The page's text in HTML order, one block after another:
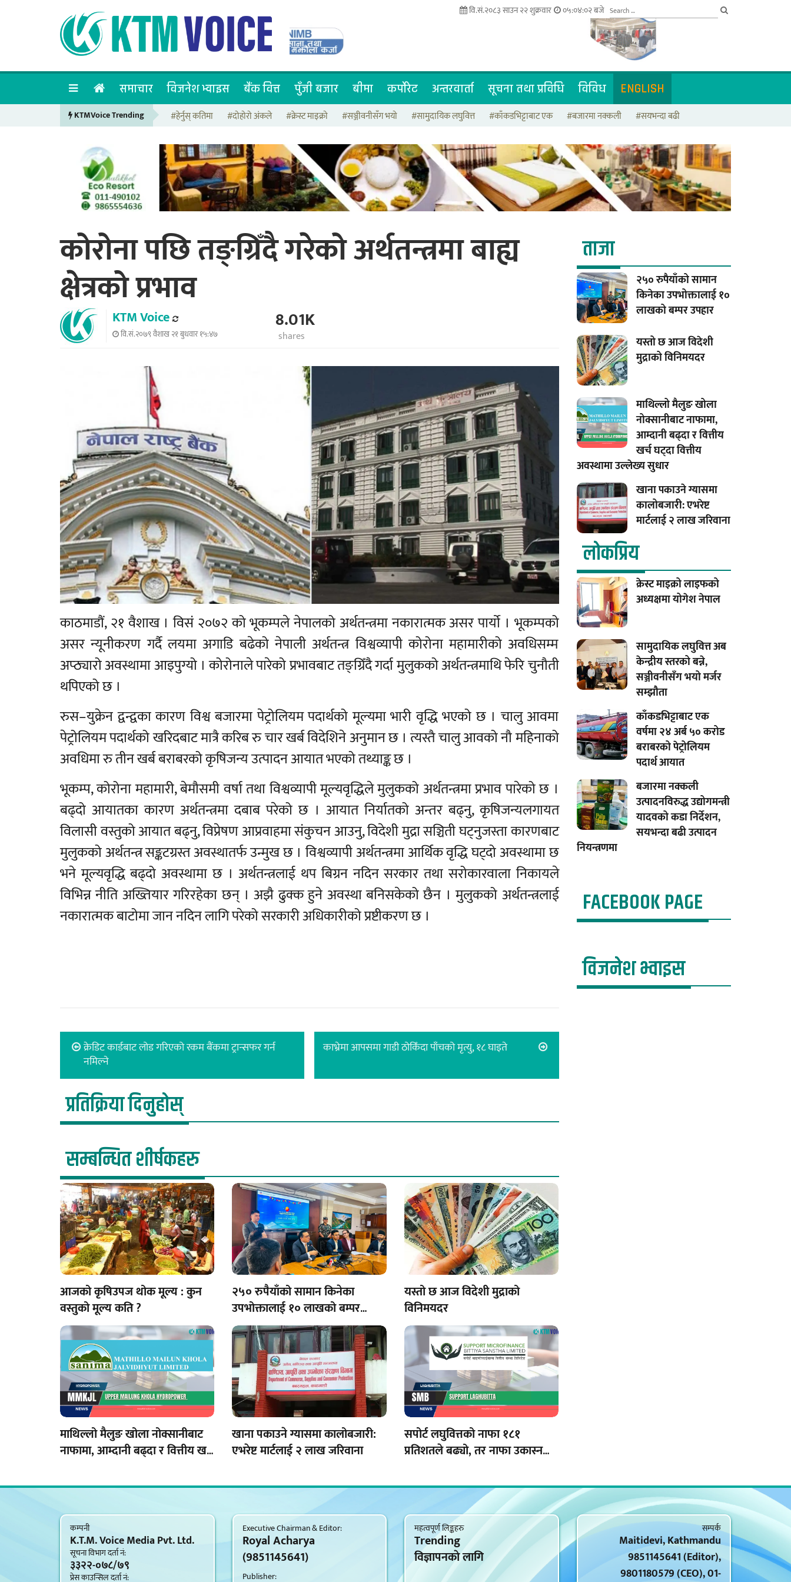
वि.सं.२०८३ साउन २२ शुक्रवार ०५:०४:०३ बजे
समाचार विजनेश भ्वाइस बैंक वित्त पुँजी बजार बीमा कर्पोरेट अन्तरवार्ता सूचना तथा प्रविधि विविध ENGLISH
KTMVoice Trending #हेर्नुस् कतिमा #दोहोरो अंकले #क्रेस्ट माइक्रो #सञ्जीवनीसँग भयो #सामुदायिक लघुवित्त #काँकडभिट्टाबाट एक #बजारमा नक्कली #सयभन्दा बढी
कोरोना पछि तङ्ग्रिँदै गरेको अर्थतन्त्रमा बाह्य
क्षेत्रको प्रभाव
KTM Voice
वि.सं.२०७९ वैशाख २१ बुधवार १५:४७
8.01K
shares
काठमाडौं, २१ वैशाख । विसं २०७२ को भूकम्पले नेपालको अर्थतन्त्रमा नकारात्मक असर पार्याे । भूकम्पको
असर न्यूनीकरण गर्दै लयमा अगाडि बढेको नेपाली अर्थतन्त्र विश्वव्यापी कोरोना महामारीको अवधिसम्म
अप्ठ्यारो अवस्थामा आइपुग्यो । कोरोनाले पारेको प्रभावबाट तङ्ग्रिँदै गर्दा मुलुकको अर्थतन्त्रमाथि फेरि चुनौती
थपिएको छ ।
रुस–युक्रेन द्वन्द्वका कारण विश्व बजारमा पेट्रोलियम पदार्थको मूल्यमा भारी वृद्धि भएको छ । चालु आवमा
पेट्रोलियम पदार्थको खरिदबाट मात्रै करिब रु चार खर्ब विदेशिने अनुमान छ । त्यस्तै चालु आवको नौ महिनाको
अवधिमा रु तीन खर्ब बराबरको कृषिजन्य उत्पादन आयात भएको तथ्याङ्क छ ।
भूकम्प, कोरोना महामारी, बेमौसमी वर्षा तथा विश्वव्यापी मूल्यवृद्धिले मुलुकको अर्थतन्त्रमा प्रभाव पारेको छ ।
बढ्दो आयातका कारण अर्थतन्त्रमा दबाब परेको छ । आयात निर्यातको अन्तर बढ्नु, कृषिजन्यलगायत
विलासी वस्तुको आयात बढ्नु, विप्रेषण आप्रवाहमा संकुचन आउनु, विदेशी मुद्रा सञ्चिती घट्नुजस्ता कारणबाट
मुलुकको अर्थतन्त्र सङ्कटग्रस्त अवस्थातर्फ उन्मुख छ । विश्वव्यापी अर्थतन्त्रमा आर्थिक वृद्धि घट्दो अवस्थामा छ
भने मूल्यवृद्धि बढ्दो अवस्थामा छ । अर्थतन्त्रलाई थप बिग्रन नदिन सरकार तथा सरोकारवाला निकायले
विभिन्न नीति अख्तियार गरिरहेका छन् । अझै ढुक्क हुने अवस्था बनिसकेको छैन । मुलुकको अर्थतन्त्रलाई
नकारात्मक बाटोमा जान नदिन लागि परेको सरकारी अधिकारीको प्रष्टीकरण छ ।
क्रेडिट कार्डबाट लोड गरिएको रकम बैंकमा ट्रान्सफर गर्न
नमिल्ने
काभ्रेमा आपसमा गाडी ठोकिँदा पाँचको मृत्यु, १८ घाइते
प्रतिक्रिया दिनुहोस्
सम्बन्धित शीर्षकहरु
आजको कृषिउपज थोक मूल्य : कुन
वस्तुको मूल्य कति ?
२५० रुपैयाँको सामान किनेका
उपभोक्तालाई १० लाखको बम्पर
उपहार
यस्तो छ आज विदेशी मुद्राको
विनिमयदर
माथिल्लो मैलुङ खोला नोक्सानीबाट
नाफामा, आम्दानी बढ्दा र वित्तीय खर्च
सुधार
खाना पकाउने ग्यासमा कालोबजारी:
एभरेष्ट मार्टलाई २ लाख जरिवाना
सपोर्ट लघुवित्तको नाफा १८१
प्रतिशतले बढ्यो, तर नाफा उकास्न
ताजा
२५० रुपैयाँको सामान
किनेका उपभोक्तालाई १०
लाखको बम्पर उपहार
यस्तो छ आज विदेशी
मुद्राको विनिमयदर
माथिल्लो मैलुङ खोला
नोक्सानीबाट नाफामा,
आम्दानी बढ्दा र वित्तीय
खर्च घट्दा वित्तीय
अवस्थामा उल्लेख्य सुधार
खाना पकाउने ग्यासमा
कालोबजारी: एभरेष्ट
मार्टलाई २ लाख जरिवाना
लाेकप्रिय
क्रेस्ट माइक्रो लाइफको
अध्यक्षमा योगेश नेपाल
सामुदायिक लघुवित्त अब
केन्द्रीय स्तरको बन्ने,
सञ्जीवनीसँग भयो मर्जर
सम्झौता
काँकडभिट्टाबाट एक
वर्षमा २४ अर्ब ५० करोड
बराबरको पेट्रोलियम
पदार्थ आयात
बजारमा नक्कली
उत्पादनविरुद्ध उद्योगमन्त्री
यादवको कडा निर्देशन,
सयभन्दा बढी उत्पादन
नियन्त्रणमा
FACEBOOK PAGE
विजनेश भ्वाइस
कम्पनी
K.T.M. Voice Media Pvt. Ltd.
सूचना विभाग दर्ता नं‍:
३३२२-०७८/७९
प्रेस काउन्सिल दर्ता नं‍:
Executive Chairman & Editor:
Royal Acharya
(9851145641)
Publisher:
महत्वपूर्ण लिङ्कहरु
Trending
विज्ञापनकाे लागि
सम्पर्क
Maitidevi, Kathmandu
9851145641 (Editor),
9801180579 (CEO), 01-